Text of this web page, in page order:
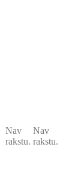
Nav
rakstu.
Nav
rakstu.